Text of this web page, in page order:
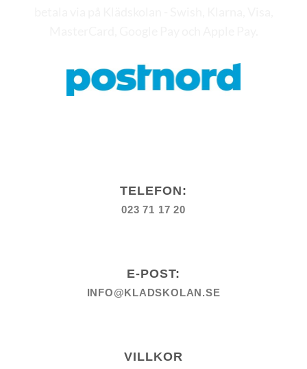
TELEFON:
023 71 17 20
E-POST:
INFO@KLADSKOLAN.SE
VILLKOR